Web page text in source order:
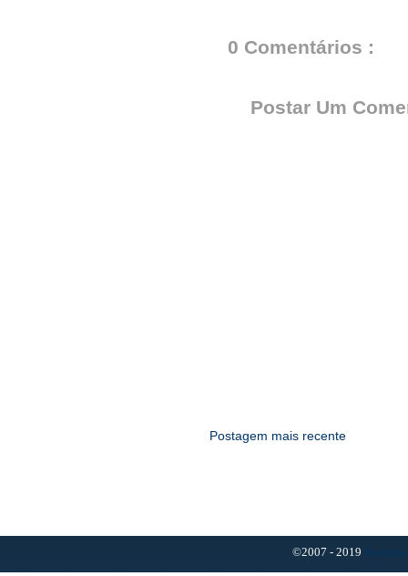
0 Comentários :
Postar Um
Postagem mais recente
©2007 - 2019